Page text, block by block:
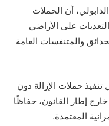
أن الحملات
على الأراضي
والمتنفسات العامة
حملات الإزالة دون
إطار القانون، حفاظًا
المعتمدة.